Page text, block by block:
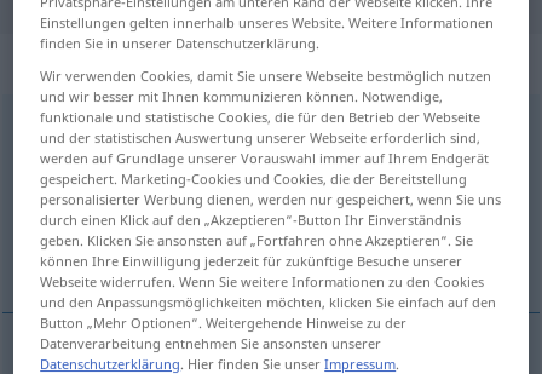
„Elektromagnet“ : Maskulinum
Elektromagnetm
Übersicht aller Übersetzungen
(Für mehr Details die Übersetzung anklicken/antippen)
électro-aimant
Einstellungen gelten innerhalb unseres Website. Weitere Informationen
finden Sie in unserer Datenschutzerklärung.
Wir verwenden Cookies, damit Sie unsere Webseite bestmöglich nutzen
und wir besser mit Ihnen kommunizieren können. Notwendige,
funktionale und statistische Cookies, die für den Betrieb der Webseite
und der statistischen Auswertung unserer Webseite erforderlich sind,
werden auf Grundlage unserer Vorauswahl immer auf Ihrem Endgerät
gespeichert. Marketing-Cookies und Cookies, die der Bereitstellung
personalisierter Werbung dienen, werden nur gespeichert, wenn Sie uns
durch einen Klick auf den „Akzeptieren“-Button Ihr Einverständnis
geben. Klicken Sie ansonsten auf „Fortfahren ohne Akzeptieren“. Sie
können Ihre Einwilligung jederzeit für zukünftige Besuche unserer
Webseite widerrufen. Wenn Sie weitere Informationen zu den Cookies
und den Anpassungsmöglichkeiten möchten, klicken Sie einfach auf den
Button „Mehr Optionen“. Weitergehende Hinweise zu der
Datenverarbeitung entnehmen Sie ansonsten unserer
Datenschutzerklärung. Hier finden Sie unserImpressum.